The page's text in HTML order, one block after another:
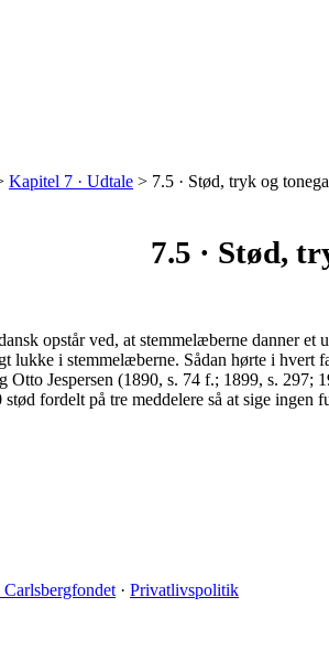
Kapitel 7 · Udtale > 7.5 · Stød, tryk og
7.5 · Stød,
opstår ved, at stemmelæberne danner
i stemmelæberne. Sådan hørte i
Jespersen (1890, s. 74 f.; 1899, s.
fordelt på tre meddelere så at sige ingen
Carlsbergfondet · Privatlivspolitik